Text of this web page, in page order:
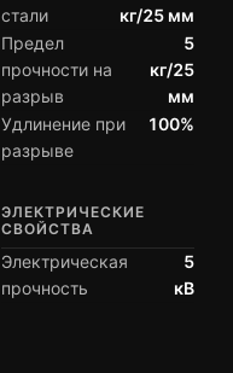
стали
кг/25 мм
Предел
прочности на
разрыв
5
кг/25
мм
Удлинение при
разрыве
100%
ЭЛЕКТРИЧЕСКИЕ
СВОЙСТВА
Электрическая
прочность
5
кВ